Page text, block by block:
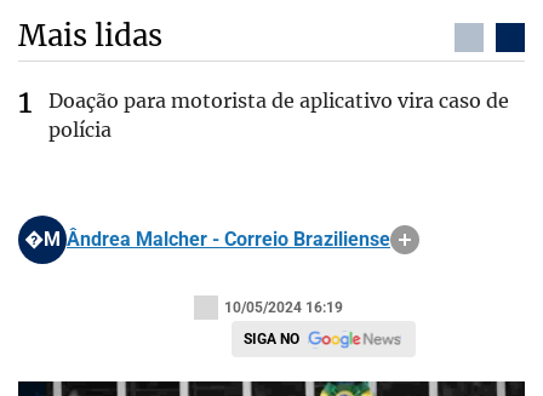
Mais lidas
Doação para motorista de aplicativo vira caso de
polícia
�M Ândrea Malcher - Correio Braziliense
10/05/2024 16:19
SIGA NO